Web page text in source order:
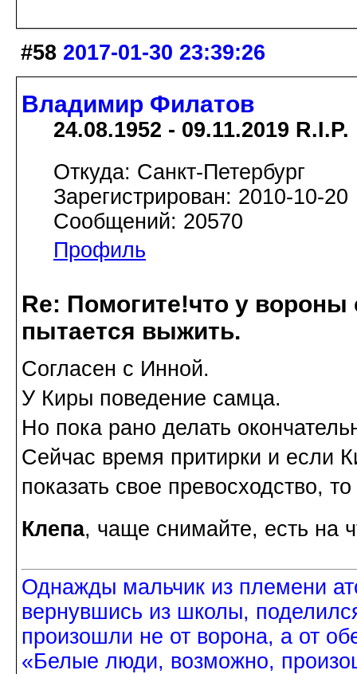
#58 2017-01-30 23:39:26
Владимир Филатов
24.08.1952 - 09.11.2019 R.I.P.
Откуда: Санкт-Петербург
Зарегистрирован: 2010-10-20
Сообщений: 20570
Профиль
Re: Помогите!что у
пытается выжить.
Согласен с Инной.
У Киры поведение самца.
Но пока рано делать
Сейчас время притирки и если
показать свое превосходство,
Клепа, чаще снимайте, есть на
Однажды мальчик из племени
вернувшись из школы,
произошли не от ворона, а от
«Белые люди, возможно,